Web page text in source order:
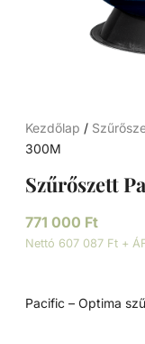
Kezdőlap /
300M
Szűrőszett
771 000 Ft
Nettó 607 087 Ft +
Pacific – Optima